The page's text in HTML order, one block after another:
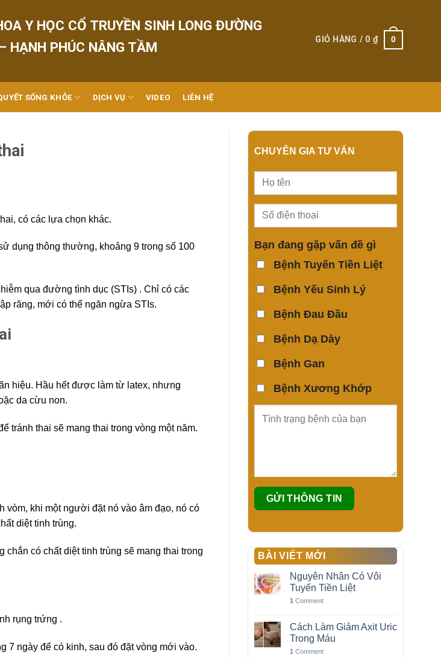
Y HỌC CỔ TRUYỀN SINH LONG ĐƯỜNG
HẠNH PHÚC NÂNG TẦM
GIỎ HÀNG / 0₫ 0
SỐNG KHỎE DỊCH VỤ VIDEO LIÊN HỆ
có các lựa chọn khác.
dụng thông thường, khoảng 9 trong số 100
qua đường tình dục (STIs) . Chỉ có các
răng, mới có thể ngăn ngừa STIs.
hiệu. Hầu hết được làm từ latex, nhưng
da cừu non.
tránh thai sẽ mang thai trong vòng một năm.
vòm, khi một người đặt nó vào âm đạo, nó có
diệt tinh trùng.
có chất diệt tinh trùng sẽ mang thai trong
rụng trứng .
7 ngày để có kinh, sau đó đặt vòng mới vào.
CHUYÊN GIA TƯ VẤN
Bạn đang gặp vấn đề gì
Bệnh Tuyến Tiền Liệt
Bệnh Yếu Sinh Lý
Bệnh Đau Đầu
Bệnh Dạ Dày
Bệnh Gan
Bệnh Xương Khớp
BÀI VIẾT MỚI
Nguyên Nhân Có Vôi
Tuyến Tiền Liệt
1 Comment
Cách Làm Giảm Axit Uric
Trong Máu
1 Comment